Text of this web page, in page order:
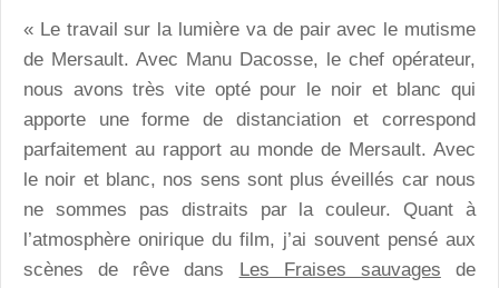
« Le travail sur la lumière va de pair avec le mutisme
de Mersault. Avec Manu Dacosse, le chef opérateur,
nous avons très vite opté pour le noir et blanc qui
apporte une forme de distanciation et correspond
parfaitement au rapport au monde de Mersault. Avec
le noir et blanc, nos sens sont plus éveillés car nous
ne sommes pas distraits par la couleur. Quant à
l’atmosphère onirique du film, j’ai souvent pensé aux
scènes de rêve dans Les Fraises sauvages de